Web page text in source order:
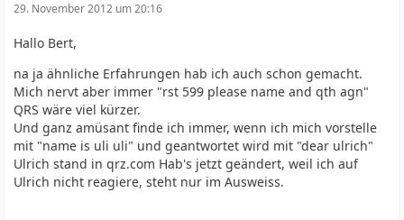
29. November 2012 um 20:16
Hallo Bert,
na ja ähnliche Erfahrungen hab ich auch schon gemacht.
Mich nervt aber immer "rst 599 please name and qth agn"
QRS wäre viel kürzer.
Und ganz amüsant finde ich immer, wenn ich mich vorstelle
mit "name is uli uli" und geantwortet wird mit "dear ulrich"
Ulrich stand in qrz.com Hab's jetzt geändert, weil ich auf
Ulrich nicht reagiere, steht nur im Ausweiss.